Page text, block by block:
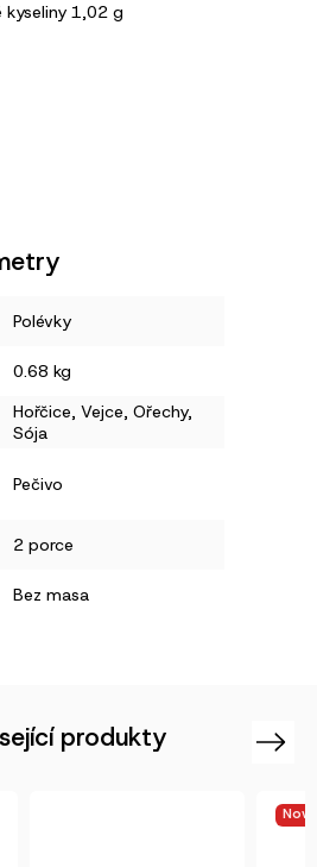
kyseliny 1,02 g
Polévky
0.68 kg
Hořčice, Vejce, Ořechy,
Sója
Pečivo
2 porce
Bez masa
produkty Next